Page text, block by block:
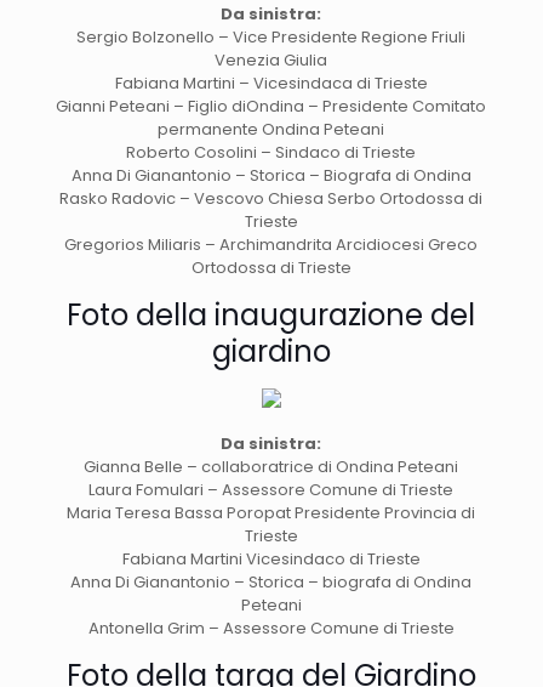
Da sinistra:
Sergio Bolzonello – Vice Presidente Regione Friuli
Venezia Giulia
Fabiana Martini – Vicesindaca di Trieste
Gianni Peteani – Figlio diOndina – Presidente Comitato
permanente Ondina Peteani
Roberto Cosolini – Sindaco di Trieste
Anna Di Gianantonio – Storica – Biografa di Ondina
Rasko Radovic – Vescovo Chiesa Serbo Ortodossa di
Trieste
Gregorios Miliaris – Archimandrita Arcidiocesi Greco
Ortodossa di Trieste
Foto della inaugurazione del
giardino
Da sinistra:
Gianna Belle – collaboratrice di Ondina Peteani
Laura Fomulari – Assessore Comune di Trieste
Maria Teresa Bassa Poropat Presidente Provincia di
Trieste
Fabiana Martini Vicesindaco di Trieste
Anna Di Gianantonio – Storica – biografa di Ondina
Peteani
Antonella Grim – Assessore Comune di Trieste
Foto della targa del Giardino